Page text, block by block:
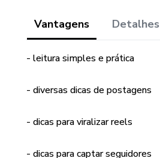
Vantagens Detalhes
- leitura simples e prática
- diversas dicas de postagens
- dicas para viralizar reels
- dicas para captar seguidores